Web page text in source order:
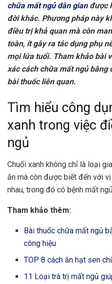
chữa mất ngủ dân gianđược
đời khác. Phương pháp này
điều trị khả quan mà còn
toàn, ít gây ra tác dụng phụ
mọi lứa tuổi. Tham khảo bài
xác cách chữa mất ngủ bằng
bài thuốc liên quan.
Tìm hiểu công
xanh trong việc
ngủ
Chuối xanh không chỉ là loại
ăn mà còn được biết đến với
nhau, trong đó có bệnh mất ngủ
Tham khảo thêm:
Bài thuốc chữa mất ngủ
công hiệu
TOP 8 cách ăn hạt sen
11 Loại trà trị mất ngủ